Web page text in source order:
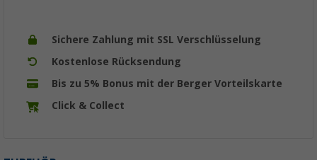
Sichere Zahlung mit SSL Verschlüsselung
Kostenlose Rücksendung
Bis zu 5% Bonus mit der Berger Vorteilskarte
Click & Collect